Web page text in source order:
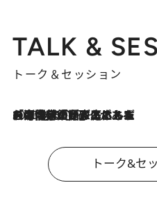
TALK &
トーク＆セッション
2026.8.3
「今後値上げがあるとすれば…」「リスクがあるのは今年の冬」エネルギー専門家が語る、ホルムズ海峡封鎖が家庭にもたらす“ある心配”
トーク&セ